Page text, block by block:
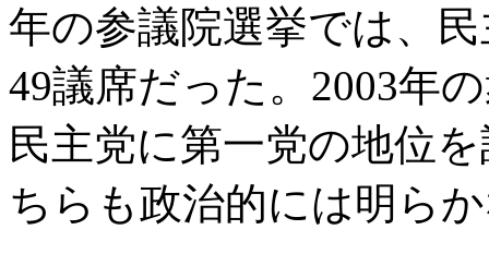
年の参議院選挙では、
49議席だった。2003年
民主党に第一党の地位
ちらも政治的には明ら